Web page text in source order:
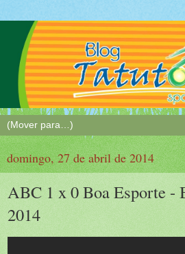
domingo, 27 de abril de 2014
ABC 1 x 0 Boa Esporte -
2014